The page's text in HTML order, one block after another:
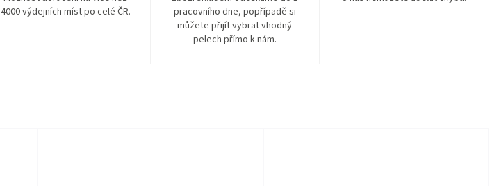
4000 výdejních míst po celé ČR.
pracovního dne, popřípadě si
můžete přijít vybrat vhodný
pelech přímo k nám.